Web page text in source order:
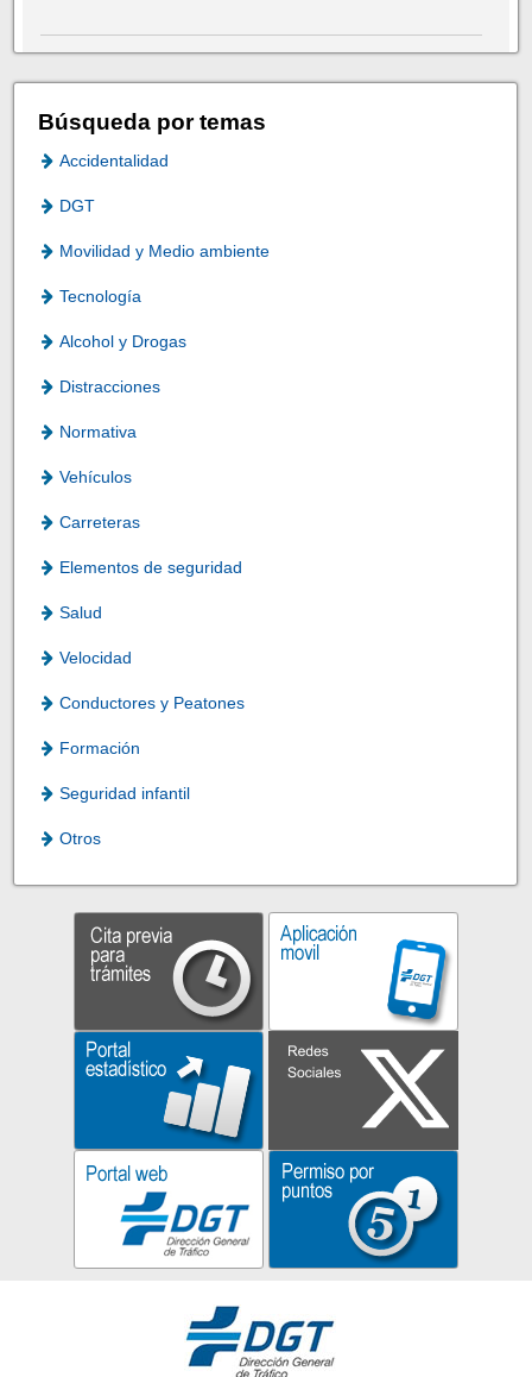
Búsqueda por temas
Accidentalidad
DGT
Movilidad y Medio ambiente
Tecnología
Alcohol y Drogas
Distracciones
Normativa
Vehículos
Carreteras
Elementos de seguridad
Salud
Velocidad
Conductores y Peatones
Formación
Seguridad infantil
Otros